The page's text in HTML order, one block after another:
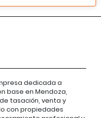
dedicada a
base en Mendoza,
tasación, venta y
con propiedades